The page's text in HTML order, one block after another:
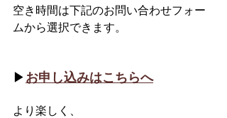
空き時間は下記のお問い合わせフォー
ムから選択できます。
▶︎お申し込みはこちらへ
より楽しく、